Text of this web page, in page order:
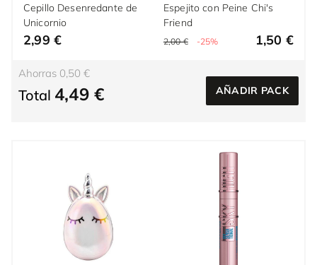
Cepillo Desenredante de
Unicornio
2,99 €
Espejito con Peine Chi's
Friend
2,00 € -25% 1,50 €
Ahorras 0,50 €
Total 4,49 € AÑADIR PACK